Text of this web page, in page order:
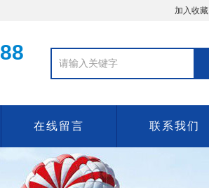
加入收藏
在线留言 联系我们